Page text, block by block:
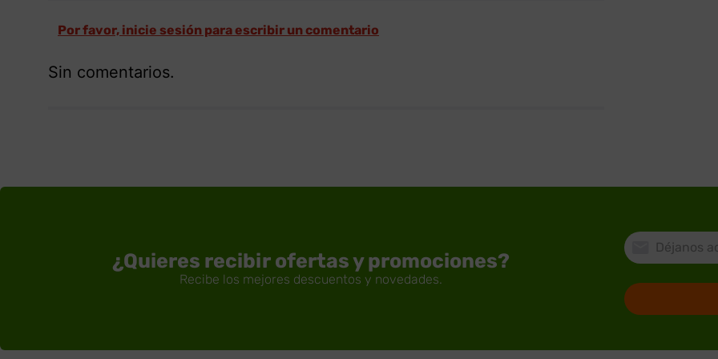
Por favor, inicie sesión para escribir un comentario
Sin comentarios.
¿Quieres recibir ofertas y promociones?